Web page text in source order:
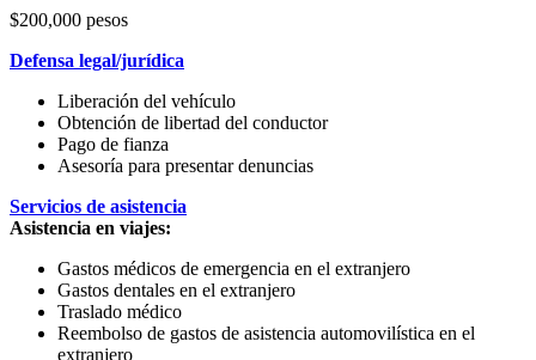
$200,000 pesos
Defensa legal/jurídica
Liberación del vehículo
Obtención de libertad del conductor
Pago de fianza
Asesoría para presentar denuncias
Servicios de asistencia
Asistencia en viajes:
Gastos médicos de emergencia en el extranjero
Gastos dentales en el extranjero
Traslado médico
Reembolso de gastos de asistencia automovilística en el
extranjero